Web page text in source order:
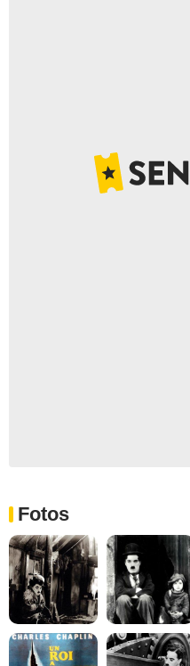
Fotos